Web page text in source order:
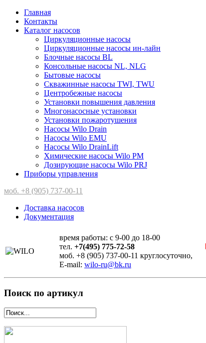
Главная
Контакты
Каталог насосов
Циркуляционные насосы
Циркуляционные насосы ин-лайн
Блочные насосы BL
Консольные насосы NL, NLG
Бытовые насосы
Скважинные насосы TWI, TWU
Центробежные насосы
Установки повышения давления
Многонасосные установки
Установки пожаротушения
Насосы Wilo Drain
Насосы Wilo EMU
Насосы Wilo DrainLift
Химические насосы Wilo PM
Дозирующие насосы Wilo PRJ
Приборы управления
моб. +8 (905) 737-00-11
Доставка насосов
Документация
время работы: с 9-00 до 18-00
тел. +7(495) 775-72-58
моб. +8 (905) 737-00-11 круглосуточно,
E-mail: wilo-ru@bk.ru
Поиск по артикул